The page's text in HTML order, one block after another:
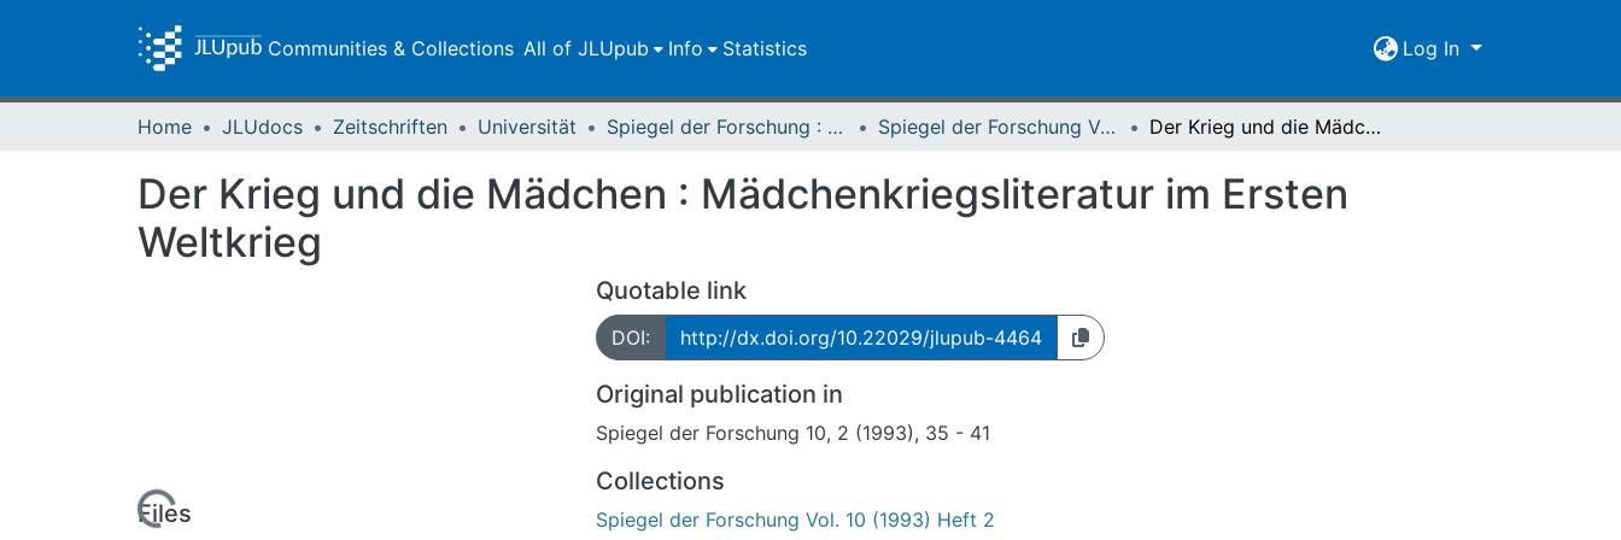
Communities & Collections All of JLUpub Info Statistics Log In
Home JLUdocs Zeitschriften Universität Spiegel der Forschung : Wissenschaftsmagazin Spiegel der Forschung Vol. 10 (1993) Heft 2 Der Krieg und die Mädchen : Mädchenkriegsliteratur im Ersten Weltkrieg
Der Krieg und die Mädchen : Mädchenkriegsliteratur im Ersten
Weltkrieg
Files
Quotable link
DOI: http://dx.doi.org/10.22029/jlupub-4464
Original publication in
Spiegel der Forschung 10, 2 (1993), 35 - 41
Collections
Spiegel der Forschung Vol. 10 (1993) Heft 2